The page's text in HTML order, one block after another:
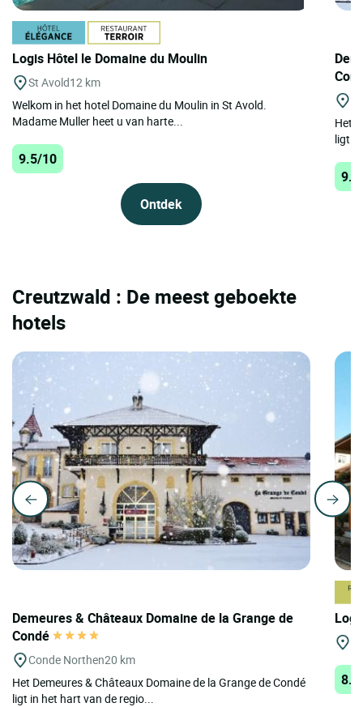
Logis Hôtel le Domaine du Moulin
St Avold12 km
Welkom in het hotel Domaine du Moulin in St Avold.
Madame Muller heet u van harte...
9.5/10
Ontdek
Het
ligt
Creutzwald : De meest geboekte
hotels
Demeures & Châteaux Domaine de la Grange de
Condé
Conde Northen20 km
Het Demeures & Châteaux Domaine de la Grange de Condé
ligt in het hart van de regio...